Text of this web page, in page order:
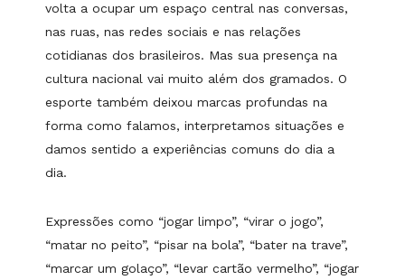
volta a ocupar um espaço central nas conversas,
nas ruas, nas redes sociais e nas relações
cotidianas dos brasileiros. Mas sua presença na
cultura nacional vai muito além dos gramados. O
esporte também deixou marcas profundas na
forma como falamos, interpretamos situações e
damos sentido a experiências comuns do dia a
dia.
Expressões como “jogar limpo”, “virar o jogo”,
“matar no peito”, “pisar na bola”, “bater na trave”,
“marcar um golaço”, “levar cartão vermelho”, “jogar